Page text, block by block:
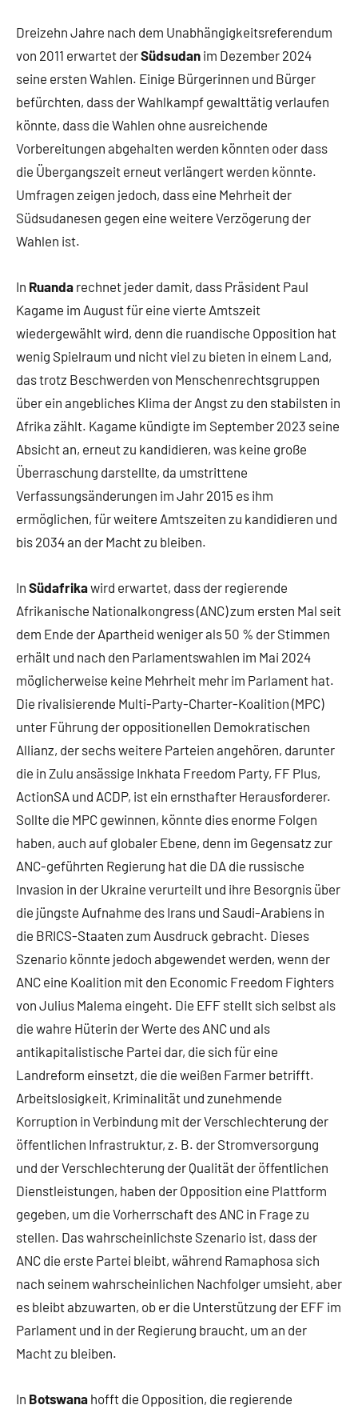
Dreizehn Jahre nach dem Unabhängigkeitsreferendum
von 2011 erwartet derSüdsudan im Dezember 2024
seine ersten Wahlen. Einige Bürgerinnen und Bürger
befürchten, dass der Wahlkampf gewalttätig verlaufen
könnte, dass die Wahlen ohne ausreichende
Vorbereitungen abgehalten werden könnten oder dass
die Übergangszeit erneut verlängert werden könnte.
Umfragen zeigen jedoch, dass eine Mehrheit der
Südsudanesen gegen eine weitere Verzögerung der
Wahlen ist.
In Ruanda rechnet jeder damit, dass Präsident Paul
Kagame im August für eine vierte Amtszeit
wiedergewählt wird, denn die ruandische Opposition hat
wenig Spielraum und nicht viel zu bieten in einem Land,
das trotz Beschwerden von Menschenrechtsgruppen
über ein angebliches Klima der Angst zu den stabilsten in
Afrika zählt. Kagame kündigte im September 2023 seine
Absicht an, erneut zu kandidieren, was keine große
Überraschung darstellte, da umstrittene
Verfassungsänderungen im Jahr 2015 es ihm
ermöglichen, für weitere Amtszeiten zu kandidieren und
bis 2034 an der Macht zu bleiben.
In Südafrikawird erwartet, dass der regierende
Afrikanische Nationalkongress (ANC) zum ersten Mal seit
dem Ende der Apartheid weniger als 50 % der Stimmen
erhält und nach den Parlamentswahlen im Mai 2024
möglicherweise keine Mehrheit mehr im Parlament hat.
Die rivalisierende Multi-Party-Charter-Koalition (MPC)
unter Führung der oppositionellen Demokratischen
Allianz, der sechs weitere Parteien angehören, darunter
die in Zulu ansässige Inkhata Freedom Party, FF Plus,
ActionSA und ACDP, ist ein ernsthafter Herausforderer.
Sollte die MPC gewinnen, könnte dies enorme Folgen
haben, auch auf globaler Ebene, denn im Gegensatz zur
ANC-geführten Regierung hat die DA die russische
Invasion in der Ukraine verurteilt und ihre Besorgnis über
die jüngste Aufnahme des Irans und Saudi-Arabiens in
die BRICS-Staaten zum Ausdruck gebracht. Dieses
Szenario könnte jedoch abgewendet werden, wenn der
ANC eine Koalition mit den Economic Freedom Fighters
von Julius Malema eingeht. Die EFF stellt sich selbst als
die wahre Hüterin der Werte des ANC und als
antikapitalistische Partei dar, die sich für eine
Landreform einsetzt, die die weißen Farmer betrifft.
Arbeitslosigkeit, Kriminalität und zunehmende
Korruption in Verbindung mit der Verschlechterung der
öffentlichen Infrastruktur, z. B. der Stromversorgung
und der Verschlechterung der Qualität der öffentlichen
Dienstleistungen, haben der Opposition eine Plattform
gegeben, um die Vorherrschaft des ANC in Frage zu
stellen. Das wahrscheinlichste Szenario ist, dass der
ANC die erste Partei bleibt, während Ramaphosa sich
nach seinem wahrscheinlichen Nachfolger umsieht, aber
es bleibt abzuwarten, ob er die Unterstützung der EFF im
Parlament und in der Regierung braucht, um an der
Macht zu bleiben.
In Botswana hofft die Opposition, die regierende